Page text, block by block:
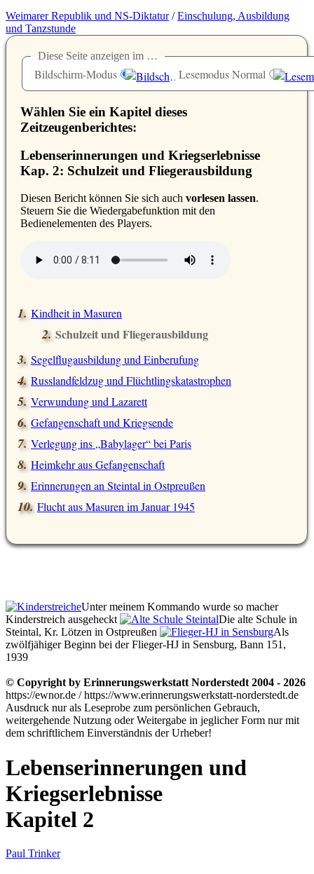
Weimarer Republik und NS-Diktatur/Einschulung, Ausbildung
und Tanzstunde
Diese Seite anzeigen im …
Bildschirm-Modus Lesemodus Normal
Wählen Sie ein Kapitel dieses
Zeitzeugenberichtes:
Lebenserinnerungen und Kriegserlebnisse
Kap. 2: Schulzeit und Fliegerausbildung
Diesen Bericht können Sie sich auch vorlesen lassen.
Steuern Sie die Wiedergabefunktion mit den
Bedienelementen des Players.
Kindheit in Masuren
Schulzeit und Fliegerausbildung
Segelflugausbildung und Einberufung
Russlandfeldzug und Flüchtlingskatastrophen
Verwundung und Lazarett
Gefangenschaft und Kriegsende
Verlegung ins Babylager bei Paris
Heimkehr aus Gefangenschaft
Erinnerungen an Steintal in Ostpreußen
Flucht aus Masuren im Januar 1945
Unter meinem Kommando wurde so macher
Kinderstreich ausgeheckt
Die alte Schule in
Steintal, Kr. Lötzen in Ostpreußen
Als
zwölfjähiger Beginn bei der Flieger-HJ in Sensburg, Bann 151,
1939
© Copyright by Erinnerungswerkstatt Norderstedt 2004 - 2026
https://ewnor.de / https://www.erinnerungswerkstatt-norderstedt.de
Ausdruck nur als Leseprobe zum persönlichen Gebrauch,
weitergehende Nutzung oder Weitergabe in jeglicher Form nur mit
dem schriftlichem Einverständnis der Urheber!
Lebenserinnerungen und
Kriegserlebnisse
Kapitel 2
Paul Trinker